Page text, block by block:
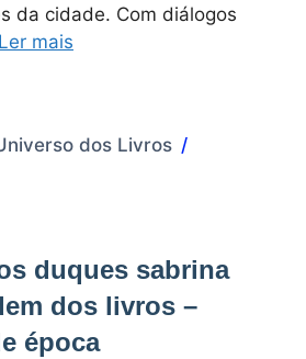
da cidade. Com diálogos
Ler mais
dos Livros
duques sabrina
dos livros –
época